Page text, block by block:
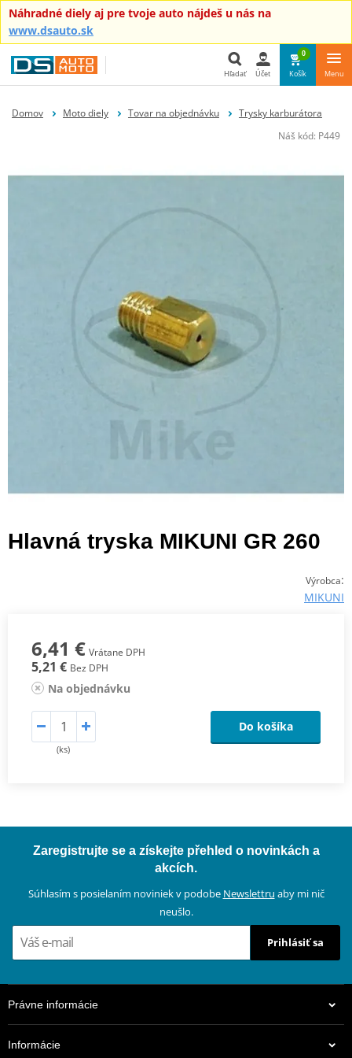
Náhradné diely aj pre tvoje auto nájdeš u nás na
www.dsauto.sk
Hľadať
Hľadať Účet
0
Košík Menu
Domov Moto diely Tovar na objednávku
Trysky karburátora
Náš kód: P449
Hlavná tryska MIKUNI GR 260
Výrobca:
MIKUNI
6,41 € Vrátane DPH
5,21 € Bez DPH
Na objednávku
(ks)
Do košíka
Zaregistrujte se a získejte přehled o novinkách a
akcích.
Súhlasím s posielaním noviniek v podobe Newslettru aby mi nič
neušlo.
Prihlásiť sa
Právne informácie
Informácie